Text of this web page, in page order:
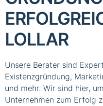
LOLLAR
Unsere Berater sind
Existenzgründung,
und mehr. Wir sind hier,
Unternehmen zum Erfolg